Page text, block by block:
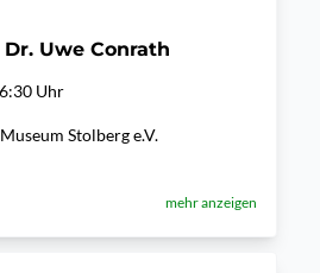
Uwe Conrath
Uhr
Stolberg e.V.
mehr anzeigen